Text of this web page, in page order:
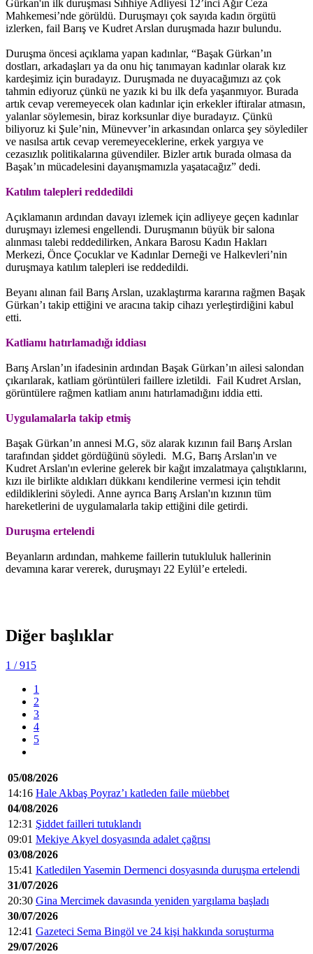
Gürkan'ın ilk duruşması Sıhhiye Adliyesi 12’inci Ağır Ceza
Mahkemesi’nde görüldü. Duruşmayı çok sayıda kadın örgütü
izlerken, fail Barış ve Kudret Arslan duruşmada hazır bulundu.
Duruşma öncesi açıklama yapan kadınlar, “Başak Gürkan’ın
dostları, arkadaşları ya da onu hiç tanımayan kadınlar olarak kız
kardeşimiz için buradayız. Duruşmada ne duyacağımızı az çok
tahmin ediyoruz çünkü ne yazık ki bu ilk defa yaşanmıyor. Burada
artık cevap veremeyecek olan kadınlar için erkekler iftiralar atmasın,
yalanlar söylemesin, biraz korksunlar diye buradayız. Çünkü
biliyoruz ki Şule’nin, Münevver’in arkasından onlarca şey söylediler
ve nasılsa artık cevap veremeyeceklerine, erkek yargıya ve
cezasızlık politikalarına güvendiler. Bizler artık burada olmasa da
Başak’ın mücadelesini dayanışmamızla yaşatacağız” dedi.
Katılım talepleri reddedildi
Açıklamanın ardından davayı izlemek için adliyeye geçen kadınlar
duruşmayı izlemesi engellendi. Duruşmanın büyük bir salona
alınması talebi reddedilirken, Ankara Barosu Kadın Hakları
Merkezi, Önce Çocuklar ve Kadınlar Derneği ve Halkevleri’nin
duruşmaya katılım talepleri ise reddedildi.
Beyanı alınan fail Barış Arslan, uzaklaştırma kararına rağmen Başak
Gürkan’ı takip ettiğini ve aracına takip cihazı yerleştirdiğini kabul
etti.
Katliamı hatırlamadığı iddiası
Barış Arslan’ın ifadesinin ardından Başak Gürkan’ın ailesi salondan
çıkarılarak, katliam görüntüleri faillere izletildi. Fail Kudret Arslan,
görüntülere rağmen katliam anını hatırlamadığını iddia etti.
Uygulamalarla takip etmiş
Başak Gürkan’ın annesi M.G, söz alarak kızının fail Barış Arslan
tarafından şiddet gördüğünü söyledi. M.G, Barış Arslan'ın ve
Kudret Arslan'ın evlerine gelerek bir kağıt imzalatmaya çalıştıklarını,
kızı ile birlikte aldıkları dükkanı kendilerine vermesi için tehdit
edildiklerini söyledi. Anne ayrıca Barış Arslan'ın kızının tüm
hareketlerini de uygulamalarla takip ettiğini dile getirdi.
Duruşma ertelendi
Beyanların ardından, mahkeme faillerin tutukluluk hallerinin
devamına karar vererek, duruşmayı 22 Eylül’e erteledi.
Diğer başlıklar
1 / 915
1
2
3
4
5
05/08/2026
14:16 Hale Akbaş Poyraz’ı katleden faile müebbet
04/08/2026
12:31 Şiddet failleri tutuklandı
09:01 Mekiye Akyel dosyasında adalet çağrısı
03/08/2026
15:41 Katledilen Yasemin Dermenci dosyasında duruşma ertelendi
31/07/2026
20:30 Gina Mercimek davasında yeniden yargılama başladı
30/07/2026
12:41 Gazeteci Sema Bingöl ve 24 kişi hakkında soruşturma
29/07/2026